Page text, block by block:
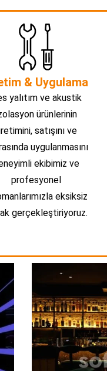
& Uygulama
yalıtım ve akustik
ürünlerinin
satışını ve
uygulanmasını
ekibimiz ve
profesyonel
eksiksiz
gerçekleştiriyoruz.